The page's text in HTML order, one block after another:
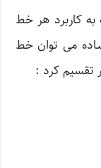
به کاربرد هر خط
می توان خط
تقسیم کرد :